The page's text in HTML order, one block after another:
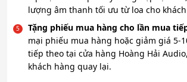
lượng âm thanh tối ưu từ loa cho
Tặng phiếu mua hàng cho lần mua
mại phiếu mua hàng hoặc giảm giá 5-
tiếp theo tại cửa hàng Hoàng Hải
khách hàng quay lại.